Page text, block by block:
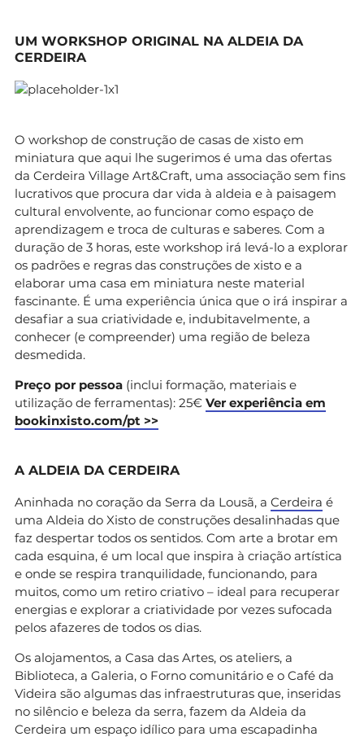
UM WORKSHOP ORIGINAL NA ALDEIA DA
CERDEIRA
O workshop de construção de casas de xisto em
miniatura que aqui lhe sugerimos é uma das ofertas
da Cerdeira Village Art&Craft, uma associação sem fins
lucrativos que procura dar vida à aldeia e à paisagem
cultural envolvente, ao funcionar como espaço de
aprendizagem e troca de culturas e saberes. Com a
duração de 3 horas, este workshop irá levá-lo a explorar
os padrões e regras das construções de xisto e a
elaborar uma casa em miniatura neste material
fascinante. É uma experiência única que o irá inspirar a
desafiar a sua criatividade e, indubitavelmente, a
conhecer (e compreender) uma região de beleza
desmedida.
Preço por pessoa (inclui formação, materiais e
utilização de ferramentas): 25€ Ver experiência em
bookinxisto.com/pt >>
A ALDEIA DA CERDEIRA
Aninhada no coração da Serra da Lousã, a Cerdeira é
uma Aldeia do Xisto de construções desalinhadas que
faz despertar todos os sentidos. Com arte a brotar em
cada esquina, é um local que inspira à criação artística
e onde se respira tranquilidade, funcionando, para
muitos, como um retiro criativo – ideal para recuperar
energias e explorar a criatividade por vezes sufocada
pelos afazeres de todos os dias.
Os alojamentos, a Casa das Artes, os ateliers, a
Biblioteca, a Galeria, o Forno comunitário e o Café da
Videira são algumas das infraestruturas que, inseridas
no silêncio e beleza da serra, fazem da Aldeia da
Cerdeira um espaço idílico para uma escapadinha